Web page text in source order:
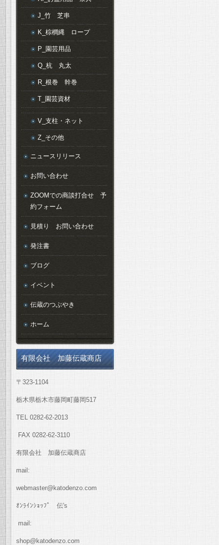
J_竹 芝串
K_棕櫚縄 ロープ
P_園芸用品
Q_杭 丸太
R_根巻 幹巻
T_園芸資材
V_支柱・ネット
Z_その他
ニュースリリース
お問い合わせ
ZOOMでの商談打合せ 予
約フォーム
見積り お問い合わせ
発注書
ブログ
イベント
伝蔵のつぶやき
ホーム
有限会社 加藤伝蔵商店
〒323-1104
栃木県栃木市藤岡町藤岡517
TEL 0282-62-2013
FAX 0282-62-3110
有限会社 加藤伝蔵商店
mail:
webmaster@katodenzo.com
ｵﾝﾗｲﾝｼｮｯﾌﾟ 伝's
mail:
shop@katodenzo.com